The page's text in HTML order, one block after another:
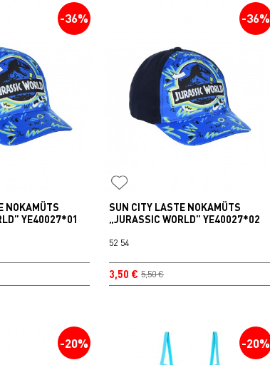
-36%
NOKAMÜTS
YE40027*01
-36%
SUN CITY LASTE NOKAMÜTS
„JURASSIC WORLD” YE40027*02
3,50 € 5,50 €
52 54
-20% -20%